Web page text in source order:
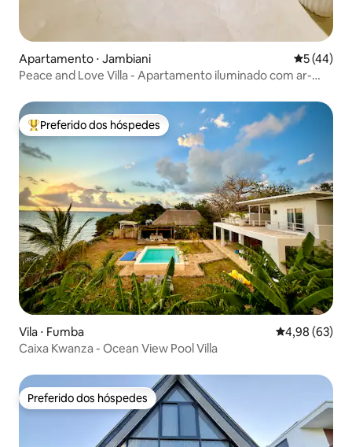
Apartamento ⋅ Jambiani 5 de uma
5 (44)
Peace and Love Villa - Apartamento iluminado com ar-
Entre os melhores preferidos dos hóspedes
Preferido dos hóspedes
Vila ⋅ Fumba 4,98 de uma
4,98 (63)
Caixa Kwanza - Ocean View Pool Villa
Preferido dos hóspedes
Preferido dos hóspedes